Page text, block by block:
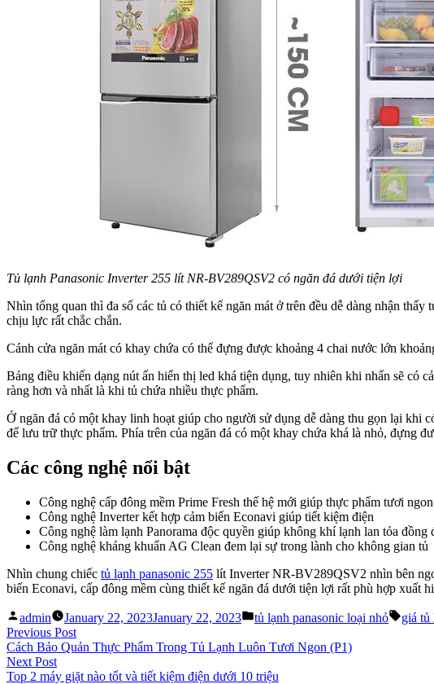
Tủ lạnh Panasonic Inverter 255 lít NR-BV289QSV2 có ngăn đá dưới tiện lợi
Nhìn tổng quan thì đa số các tủ có thiết kế ngăn mát ở trên đều dễ dàng nhận
chịu lực rất chắc chắn.
Cánh cửa ngăn mát có khay chứa có thể đựng được khoảng 4 chai nước lớn
Bảng điều khiển dạng nút ấn hiển thị led khá tiện dụng, tuy nhiên khi nhấn sẽ có
ràng hơn và nhất là khi tủ chứa nhiều thực phẩm.
Ở ngăn đá có một khay linh hoạt giúp cho người sử dụng dễ dàng thu gọn lại khi
để lưu trữ thực phẩm. Phía trên của ngăn đá có một khay chứa khá là nhỏ, đựng
Các công nghệ nổi bật
Công nghệ cấp đông mềm Prime Fresh thế hệ mới giúp thực phẩm tươi
Công nghệ Inverter kết hợp cảm biến Econavi giúp tiết kiệm điện
Công nghệ làm lạnh Panorama độc quyền giúp không khí lạnh lan tỏa đồng
Công nghệ kháng khuẩn AG Clean đem lại sự trong lành cho không gian tủ
Nhìn chung chiếc tủ lạnh panasonic 255 lít Inverter NR-BV289QSV2 nhìn bên
biến Econavi, cấp đông mềm cùng thiết kế ngăn đá dưới tiện lợi rất phù hợp xuất
Posted
by
admin January 22, 2023January 22, 2023
Posted
tủ lạnh panasonic loại nhỏ Tags:
giá tủ
Post
navigation
Previous PostPrevious
post:
Cách Bảo Quản Thực Phẩm Trong Tủ Lạnh Luôn Tươi Ngon (P1)
Next PostNext
post:
Top 2 máy giặt nào tốt và tiết kiệm điện dưới 10 triệu